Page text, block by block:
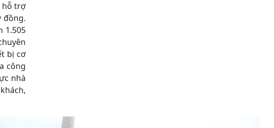
hỗ trợ
đồng.
1.505
bị cơ
công
nhà